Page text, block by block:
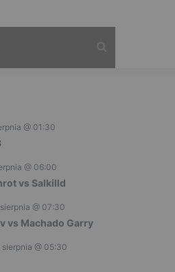
@ 01:30
@ 06:00
vs Salkilld
@ 07:30
vs Machado Garry
sierpnia @ 05:30